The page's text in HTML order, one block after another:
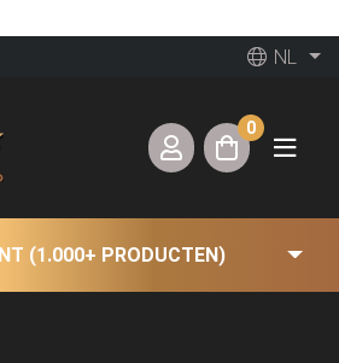
NL
0
(1.000+ PRODUCTEN)